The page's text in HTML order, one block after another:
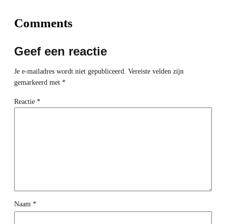
Comments
Geef een reactie
Je e-mailadres wordt niet gepubliceerd. Vereiste velden zijn
gemarkeerd met *
Reactie *
Naam *